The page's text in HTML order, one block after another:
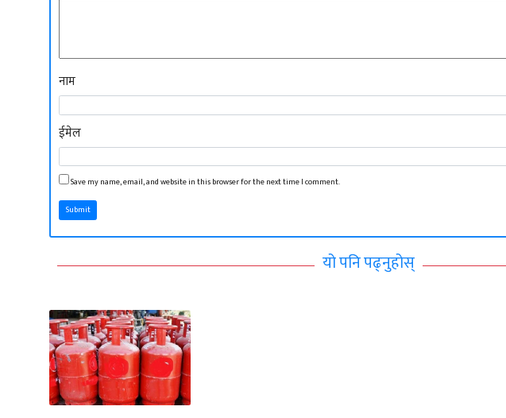
नाम
ईमेल
Save my name, email, and website in this browser for the next time I comment.
Submit
यो पनि पढ्नुहोस्